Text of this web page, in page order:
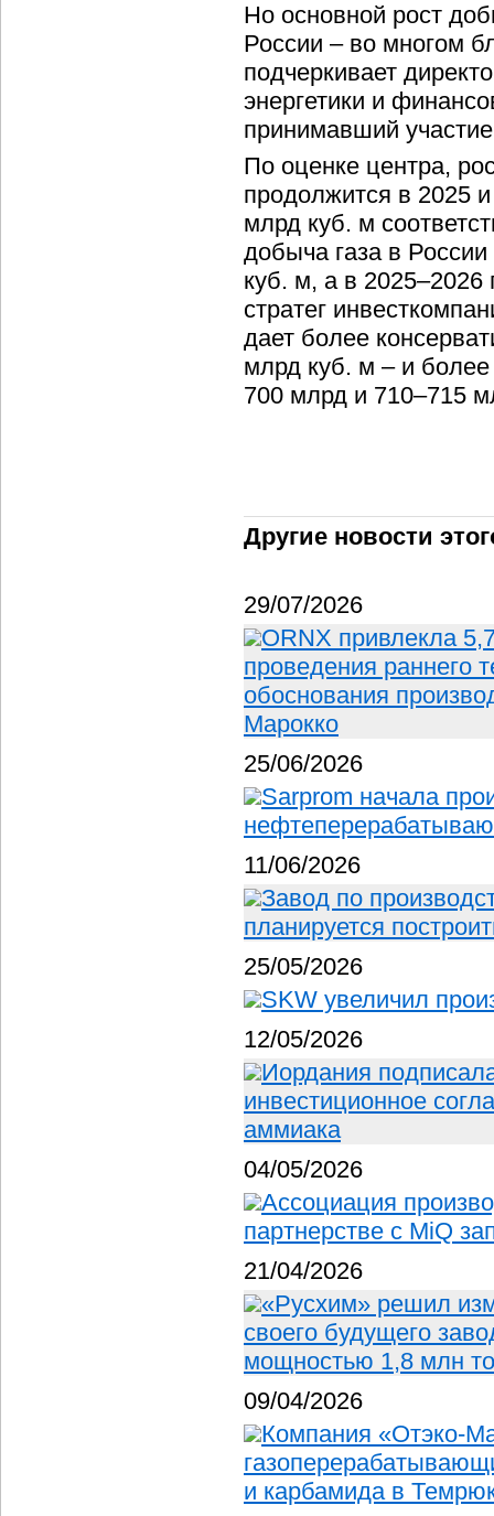
Но основной рост
России – во многом
подчеркивает
энергетики и
принимавший
По оценке центра,
продолжится в 2025
млрд куб. м
добыча газа в
куб. м, а в 2025–2026
стратег
дает более
млрд куб. м – и более
700 млрд и 710–715
Другие новости
29/07/2026
ORNX привлекла
проведения раннего
обоснования
Марокко
25/06/2026
Sarprom начала
11/06/2026
Завод по
планируется
25/05/2026
SKW увеличил
12/05/2026
Иордания
инвестиционное
аммиака
04/05/2026
Ассоциация
партнерстве с MiQ
21/04/2026
«Русхим» решил
своего будущего
мощностью 1,8 млн
09/04/2026
Компания «Отэко-
и карбамида в